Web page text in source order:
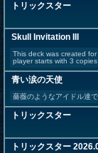
トリックスター
Skull Invitation III
This deck was created
player starts with 3
青い涙の天使
薔薇のようなアイドル達で
トリックスター
トリックスター